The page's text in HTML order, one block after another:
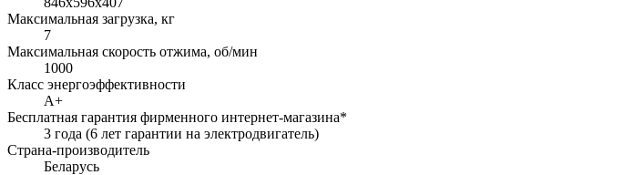
Максимальная загрузка, кг
7
Максимальная скорость отжима, об/мин
1000
Класс энергоэффективности
A+
Бесплатная гарантия фирменного интернет-магазина*
3 года (6 лет гарантии на электродвигатель)
Страна-производитель
Беларусь